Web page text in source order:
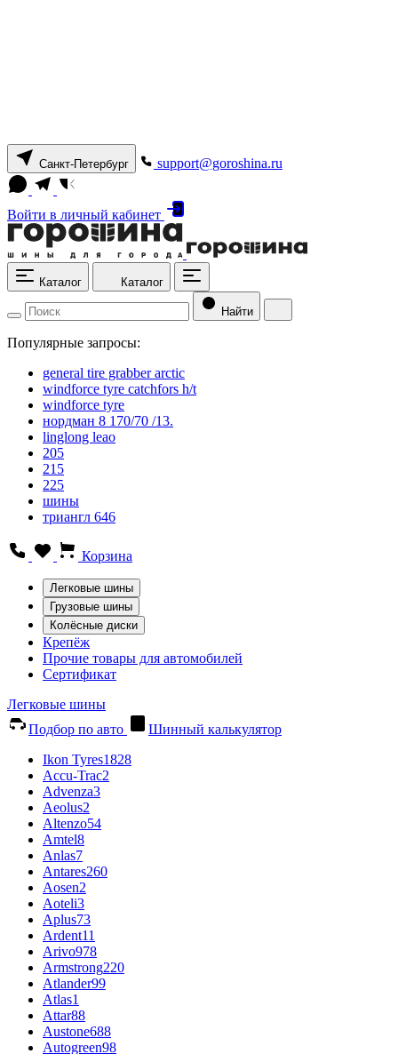
Санкт-Петербург support@goroshina.ru
Войти в личный кабинет
Каталог Каталог
Найти
Популярные запросы:
general tire grabber arctic
windforce tyre catchfors h/t
windforce tyre
нордман 8 170/70 /13.
linglong leao
205
215
225
шины
триангл 646
Корзина
Легковые шины
Грузовые шины
Колёсные диски
Крепёж
Прочие товары для автомобилей
Сертификат
Легковые шины
Подбор по авто
Шинный калькулятор
Ikon Tyres1828
Accu-Trac2
Advenza3
Aeolus2
Altenzo54
Amtel8
Anlas7
Antares260
Aosen2
Aoteli3
Aplus73
Ardent11
Arivo978
Armstrong220
Atlander99
Atlas1
Attar88
Austone688
Autogreen98